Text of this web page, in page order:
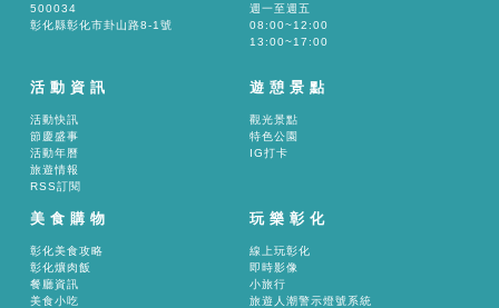
500034
彰化縣彰化市卦山路8-1號
週一至週五
08:00~12:00
13:00~17:00
活動資訊
活動快訊
節慶盛事
活動年曆
旅遊情報
RSS訂閱
遊憩景點
觀光景點
特色公園
IG打卡
美食購物
彰化美食攻略
彰化爌肉飯
餐廳資訊
美食小吃
玩樂彰化
線上玩彰化
即時影像
小旅行
旅遊人潮警示燈號系統